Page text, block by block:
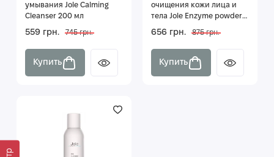
умывания Jole Calming
Cleanser 200 мл
559 грн. 745 грн.
Купить
очищения кожи лица и
тела Jole Enzyme powder
60 g
656 грн. 875 грн.
Купить